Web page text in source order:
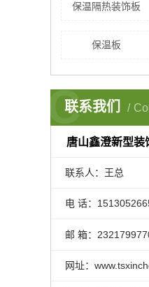
保温隔热装饰板
保温板
联系我们
C
唐山鑫澄新型装
联系人：王总
电 话：
邮 箱：
网址：